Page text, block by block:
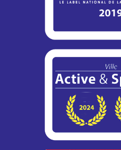
Afin de s’adapter à la baisse de
période estivale, les horaires